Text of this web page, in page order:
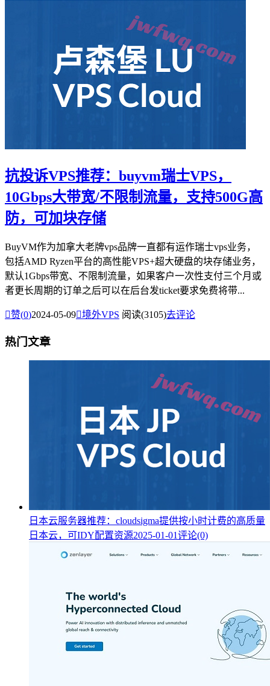
抗投诉VPS推荐：buyvm瑞士VPS，
10Gbps大带宽/不限制流量，支持500G高
防，可加块存储
BuyVM作为加拿大老牌vps品牌一直都有运作瑞士vps业务，
包括AMD Ryzen平台的高性能VPS+超大硬盘的块存储业务，
默认1Gbps带宽、不限制流量，如果客户一次性支付三个月或
者更长周期的订单之后可以在后台发ticket要求免费将带...
赞(0)2024-05-09境外VPS 阅读(3105)去评论
热门文章
日本云服务器推荐：cloudsigma提供按小时计费的高质量
日本云，可IDY配置资源2025-01-01评论(0)